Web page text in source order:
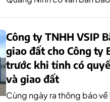
Công ty TNHH VSIP
giao đất cho Công ty
trước khi tỉnh có
và giao đất
Cùng ngày ra thông báo về